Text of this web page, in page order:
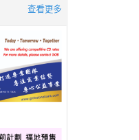
查看更多